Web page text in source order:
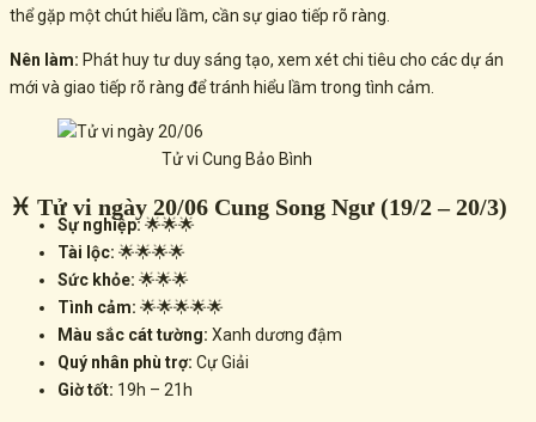
thể gặp một chút hiểu lầm, cần sự giao tiếp rõ ràng.
Nên làm: Phát huy tư duy sáng tạo, xem xét chi tiêu cho các dự án
mới và giao tiếp rõ ràng để tránh hiểu lầm trong tình cảm.
Tử vi Cung Bảo Bình
♓ Tử vi ngày 20/06 Cung Song Ngư (19/2 – 20/3)
Sự nghiệp:🌟🌟🌟
Tài lộc: 🌟🌟🌟🌟
Sức khỏe: 🌟🌟🌟
Tình cảm: 🌟🌟🌟🌟🌟
Màu sắc cát tường: Xanh dương đậm
Quý nhân phù trợ: Cự Giải
Giờ tốt: 19h – 21h